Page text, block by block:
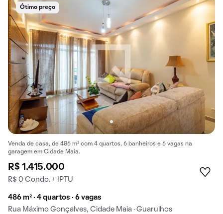
Ótimo preço
Venda de casa, de 486 m² com 4 quartos, 6 banheiros e 6 vagas na
garagem em Cidade Maia.
R$ 1.415.000
R$ 0 Condo. + IPTU
486 m² · 4 quartos · 6 vagas
Rua Máximo Gonçalves, Cidade Maia · Guarulhos